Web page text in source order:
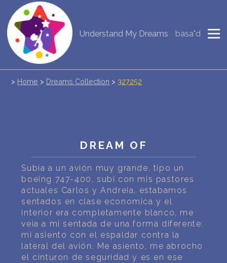
Understand My Dreams basa"d
NEW DREAM INTERPRETATION
YOUR DREAMS DIARY (0)
DREAM SYMBOLS DICTIONARY
BUY THE DREAM DATABASE$
FAQ
PERSONAL DREAM INTERPRETATION
ABOUT US
> Home > Dreams Collection > 327252
DREAM OF
Subia a un avión muy grande, tipo un
boeing 747-400, subi con mis pastores
actuales Carlos y Andreia, estabamos
sentados en clase economica y el
interior era completamente blanco, me
veia a mi sentada de una forma diferente:
mi asiento con el espaldar contra la
lateral del avión. Me asiento, me abrocho
el cinturon de seguridad y es en ese